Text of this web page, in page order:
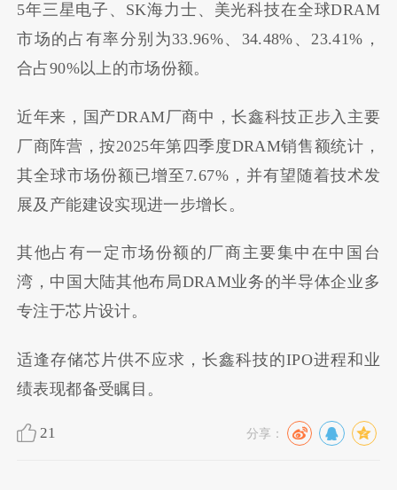
5年三星电子、SK海力士、美光科技在全球DRAM
市场的占有率分别为33.96%、34.48%、23.41%，
合占90%以上的市场份额。
近年来，国产DRAM厂商中，长鑫科技正步入主要
厂商阵营，按2025年第四季度DRAM销售额统计，
其全球市场份额已增至7.67%，并有望随着技术发
展及产能建设实现进一步增长。
其他占有一定市场份额的厂商主要集中在中国台
湾，中国大陆其他布局DRAM业务的半导体企业多
专注于芯片设计。
适逢存储芯片供不应求，长鑫科技的IPO进程和业
绩表现都备受瞩目。
21 分享：